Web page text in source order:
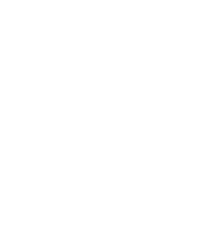
与学长们的奇妙互动
神秘至强功法万物生的传承人。秦雨加入东大高武学
将继承经典、结合潮流、呈现崭新的花仙子世界
魂同步觉醒，炼化万灵、参悟
发起暗杀，却发现彼此皆是不死之身。为了得到对方
醉卧美人膝，成就丹道至尊！